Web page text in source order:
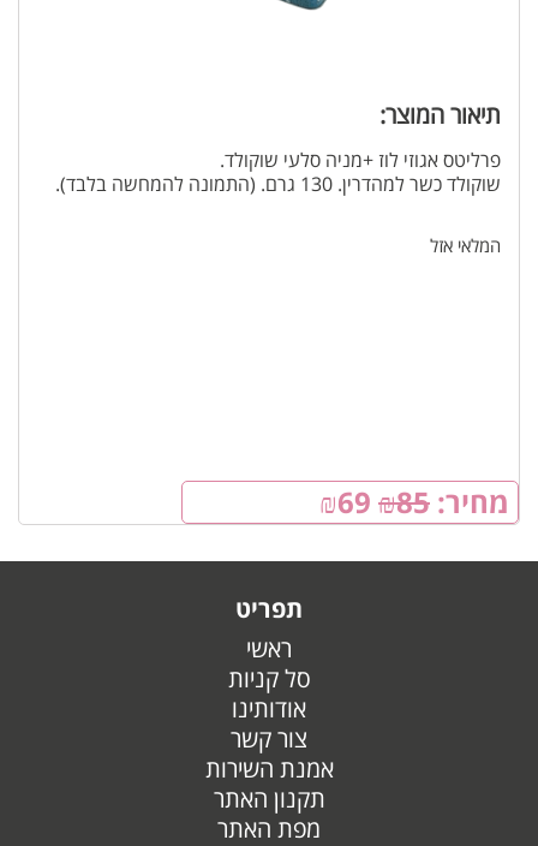
תיאור המוצר:
פרליטס אגוזי לוז +מניה סלעי שוקולד.
שוקולד כשר למהדרין. 130 גרם. (התמונה להמחשה בלבד).
מחיר: ₪85
₪69
המלאי אזל
תפריט
ראשי
סל קניות
אודותינו
צור קשר
אמנת השירות
תקנון האתר
מפת האתר